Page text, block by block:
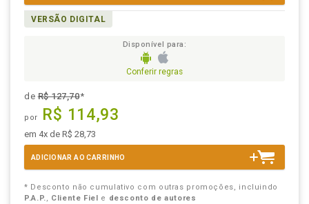
VERSÃO DIGITAL
Disponível para:
Conferir regras
deR$ 127,70*
por R$ 114,93
em 4x de R$ 28,73
ADICIONAR AO CARRINHO
* Desconto não cumulativo com outras promoções, incluindo
P.A.P., Cliente Fiel e desconto de autores